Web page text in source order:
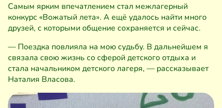
Самым ярким впечатлением стал межлагерный
конкурс «Вожатый лета». А ещё удалось найти много
друзей, с которыми общение сохраняется и сейчас.
— Поездка повлияла на мою судьбу. В дальнейшем я
связала свою жизнь со сферой детского отдыха и
стала начальником детского лагеря, — рассказывает
Наталия Власова.